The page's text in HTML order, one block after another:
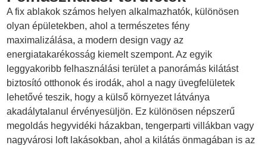
A fix ablakok számos helyen alkalmazhatók, különösen
olyan épületekben, ahol a természetes fény
maximalizálása, a modern design vagy az
energiatakarékosság kiemelt szempont. Az egyik
leggyakoribb felhasználási terület a panorámás kilátást
biztosító otthonok és irodák, ahol a nagy üvegfelületek
lehetővé teszik, hogy a külső környezet látványa
akadálytalanul érvényesüljön. Ez különösen népszerű
megoldás hegyvidéki házakban, tengerparti villákban vagy
nagyvárosi loft lakásokban, ahol a kilátás önmagában is az